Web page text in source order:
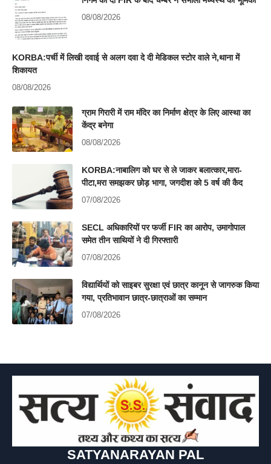
08/08/2026
KORBA:पर्ची में लिखी दवाई से अलग दवा दे दी मेडिकल स्टोर वाले ने,थाना में
शिकायत
08/08/2026
ग्राम गिरारी में राम मंदिर का निर्माण क्षेत्र के लिए आस्था का
केंद्र बनेगा
08/08/2026
KORBA:नाबालिग को घर से ले जाकर बलात्कार,मारा-
पीटा,मरा समझकर छोड़ भागा, जगदीश को 5 वर्ष की कैद
07/08/2026
SECL अधिकारियों पर फर्जी FIR का आरोप, उमागोपाल
समेत तीन साथियों ने दी गिरफ्तारी
07/08/2026
विद्यार्थियों को साइबर सुरक्षा एवं छात्र कानून से जागरुक किया
गया, प्रतिभावान छात्र-छात्राओं का सम्मान
07/08/2026
SATYANARAYAN PAL